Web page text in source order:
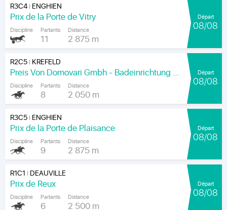
R3C4| ENGHIEN
Prix de la Porte de Vitry
Discipline Partants
11
Distance
2 875 m
Départ
08/08
R2C5| KREFELD
Preis Von Domovari Gmbh - Badeinrichtung Auf Mass
Discipline Partants
8
Distance
2 050 m
Départ
08/08
R3C5| ENGHIEN
Prix de la Porte de Plaisance
Discipline Partants
9
Distance
2 875 m
Départ
08/08
R1C1 | DEAUVILLE
Prix de Reux
Discipline Partants
6
Distance
2 500 m
Départ
08/08